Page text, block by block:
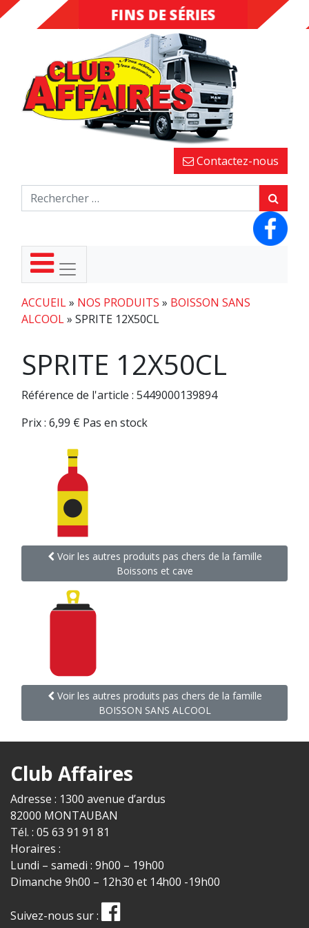
DESTOCKAGE
FINS DE SÉRIES
Contactez-nous
ACCUEIL» NOS PRODUITS » BOISSON SANS
ALCOOL» SPRITE 12X50CL
SPRITE 12X50CL
Référence de l'article : 5449000139894
Prix : 6,99 € Pas en stock
Voir les autres produits pas chers de la famille
Boissons et cave
Voir les autres produits pas chers de la famille
BOISSON SANS ALCOOL
Club Affaires
Adresse : 1300 avenue d’ardus
82000 MONTAUBAN
Tél. : 05 63 91 91 81
Horaires :
Lundi – samedi : 9h00 – 19h00
Dimanche 9h00 – 12h30 et 14h00 -19h00
Suivez-nous sur :